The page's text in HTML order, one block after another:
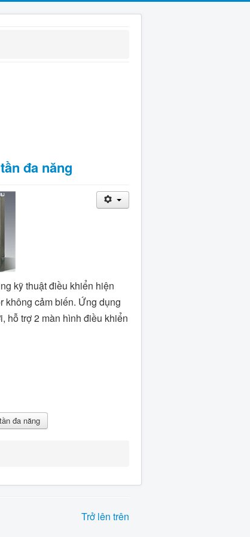
đa năng
kỹ thuật điều khiển hiện
không cảm biến. Ứng dụng
hỗ trợ 2 màn hình điều khiển
đa năng
Trở lên trên